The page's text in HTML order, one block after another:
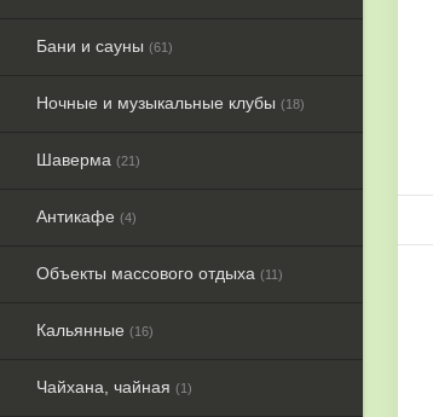
Бани и сауны (61)
Ночные и музыкальные клубы (18)
Шаверма (21)
Антикафе (4)
Объекты массового отдыха (11)
Кальянные (16)
Чайхана, чайная (1)